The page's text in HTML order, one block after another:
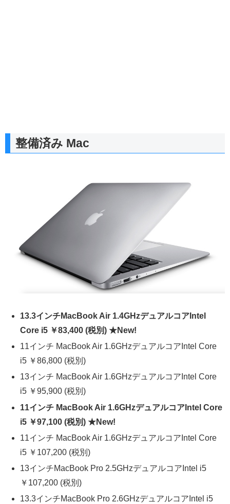
整備済み Mac
13.3インチMacBook Air 1.4GHzデュアルコアIntel
Core i5 ￥83,400 (税別) ★New!
11インチ MacBook Air 1.6GHzデュアルコアIntel Core
i5 ￥86,800 (税別)
13インチ MacBook Air 1.6GHzデュアルコアIntel Core
i5 ￥95,900 (税別)
11インチ MacBook Air 1.6GHzデュアルコアIntel Core
i5 ￥97,100 (税別) ★New!
11インチ MacBook Air 1.6GHzデュアルコアIntel Core
i5 ￥107,200 (税別)
13インチMacBook Pro 2.5GHzデュアルコアIntel i5
￥107,200 (税別)
13.3インチMacBook Pro 2.6GHzデュアルコアIntel i5